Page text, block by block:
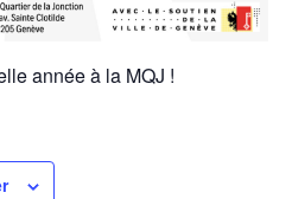
année à la MQJ !